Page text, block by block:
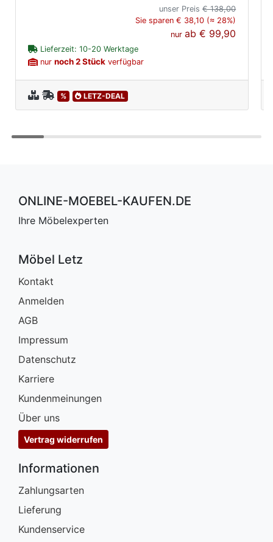
unser Preis€ 138,00
Sie sparen € 38,10 (≈ 28%)
nurab€ 99,90
Lieferzeit: 10-20 Werktage
nur noch 2 Stück verfügbar
% LETZ-DEAL
ONLINE-MOEBEL-KAUFEN.DE
Ihre Möbelexperten
Möbel Letz
Kontakt
Anmelden
AGB
Impressum
Datenschutz
Karriere
Kundenmeinungen
Über uns
Vertrag widerrufen
Informationen
Zahlungsarten
Lieferung
Kundenservice